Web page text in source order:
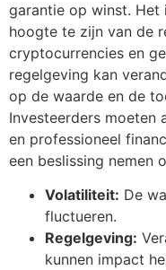
garantie op winst.
hoogte te zijn van de
cryptocurrencies en
regelgeving kan
op de waarde en de
Investeerders moeten
en professioneel
een beslissing nemen
Volatiliteit: De
fluctueren.
Regelgeving:
kunnen impact